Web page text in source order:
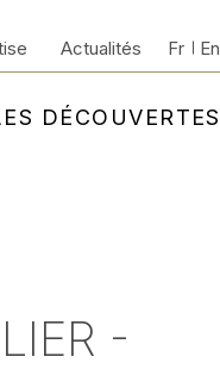
DÉCOUVERTES
Actualités Fr En
-